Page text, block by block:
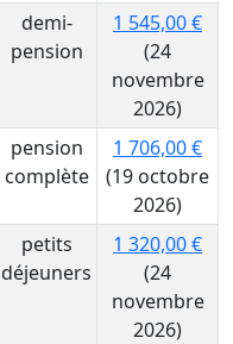
demi-
pension
1 545,00 €
(24
novembre
2026)
pension
complète
1 706,00 €
(19 octobre
2026)
petits
déjeuners
1 320,00 €
(24
novembre
2026)